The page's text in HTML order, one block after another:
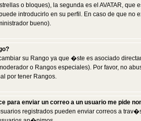
o bloques), la segunda es el AVATAR,
introducirlo en su perfil. En caso de que
bueno).
su Rango ya que �ste es asociado
o Rangos especiales). Por favor, no
por tener Rangos.
para enviar un correo a un usuario me pide
registrados pueden enviar correos a